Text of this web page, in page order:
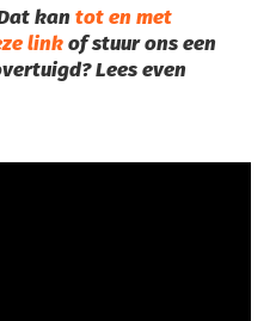
kan tot en met
linkof stuur ons een
Lees even